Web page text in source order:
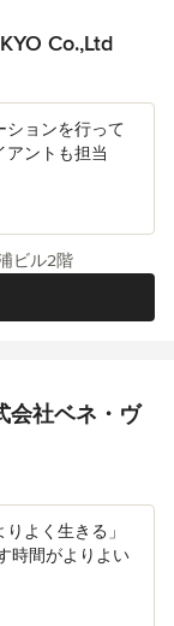
Co.,Ltd
ションを行って
アントも担当
ビル2階
会社ベネ・ヴ
よく生きる」
時間がよりよい